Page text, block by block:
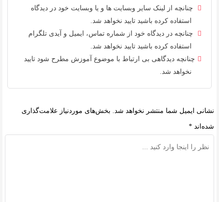
چنانچه از لینک سایر وبسایت ها و یا وبسایت خود در دیدگاه
استفاده کرده باشید تایید نخواهد شد.
چنانچه در دیدگاه خود از شماره تماس، ایمیل و آیدی تلگرام
استفاده کرده باشید تایید نخواهد شد.
چنانچه دیدگاهی بی ارتباط با موضوع آموزش مطرح شود تایید
نخواهد شد.
نشانی ایمیل شما منتشر نخواهد شد. بخش‌های موردنیاز علامت‌گذاری
شده‌اند *